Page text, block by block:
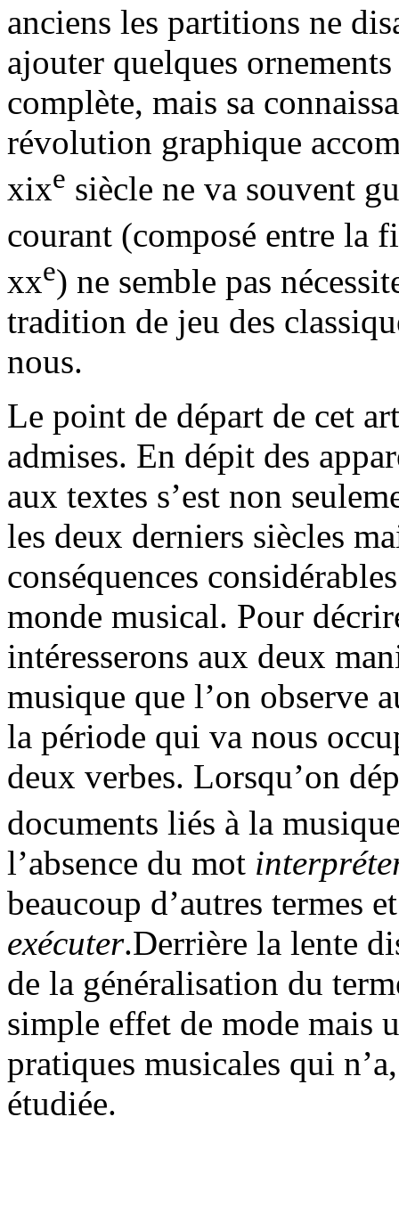
anciens les partitions ne
ajouter quelques
complète, mais sa
révolution graphique
xixe siècle ne va souvent
courant (composé entre la
xxe) ne semble pas
tradition de jeu des
nous.
Le point de départ de cet
admises. En dépit des
aux textes s’est non
les deux derniers siècles
conséquences
monde musical. Pour
intéresserons aux deux
musique que l’on observe
la période qui va nous
deux verbes. Lorsqu’on
documents liés à la
l’absence du mot
beaucoup d’autres termes
exécuter.Derrière la lente
de la généralisation du
simple effet de mode mais
pratiques musicales qui
étudiée.